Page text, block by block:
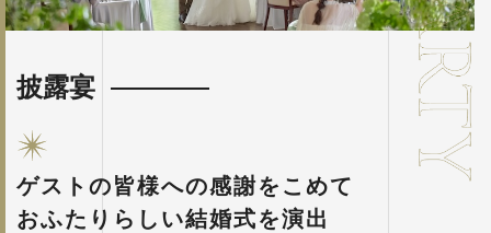
披露宴
ゲストの皆様への感謝をこめて
おふたりらしい結婚式を演出